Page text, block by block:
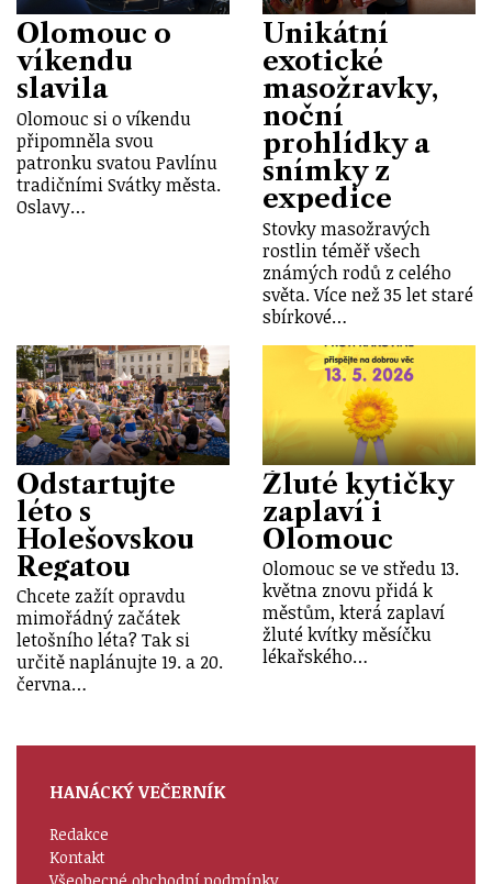
Olomouc o
víkendu
slavila
Olomouc si o víkendu
připomněla svou
patronku svatou Pavlínu
tradičními Svátky města.
Oslavy…
Unikátní
exotické
masožravky,
noční
prohlídky a
snímky z
expedice
Stovky masožravých
rostlin téměř všech
známých rodů z celého
světa. Více než 35 let staré
sbírkové…
Odstartujte
léto s
Holešovskou
Regatou
Chcete zažít opravdu
mimořádný začátek
letošního léta? Tak si
určitě naplánujte 19. a 20.
června…
Žluté kytičky
zaplaví i
Olomouc
Olomouc se ve středu 13.
května znovu přidá k
městům, která zaplaví
žluté kvítky měsíčku
lékařského…
HANÁCKÝ VEČERNÍK
Redakce
Kontakt